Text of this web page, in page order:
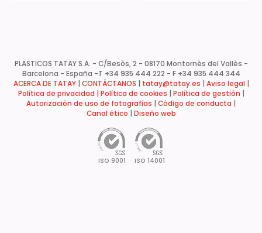
PLASTICOS TATAY S.A. - C/Besòs, 2 - 08170 Montornès del Vallès -
Barcelona - España -T +34 935 444 222 - F +34 935 444 344
ACERCA DE TATAY| CONTÁCTANOS tatay@tatay.es Aviso legal
Política de privacidad | Política de cookies Política de gestión
Autorización de uso de fotografías
Código de conducta
Canal ético
Diseño web
ISO 9001 ISO 14001